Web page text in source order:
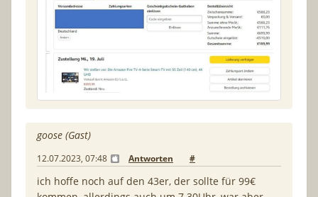
goose (Gast)
12.07.2023, 07:48 Antworten #
ich hoffe noch auf den 43er, der sollte für 99€